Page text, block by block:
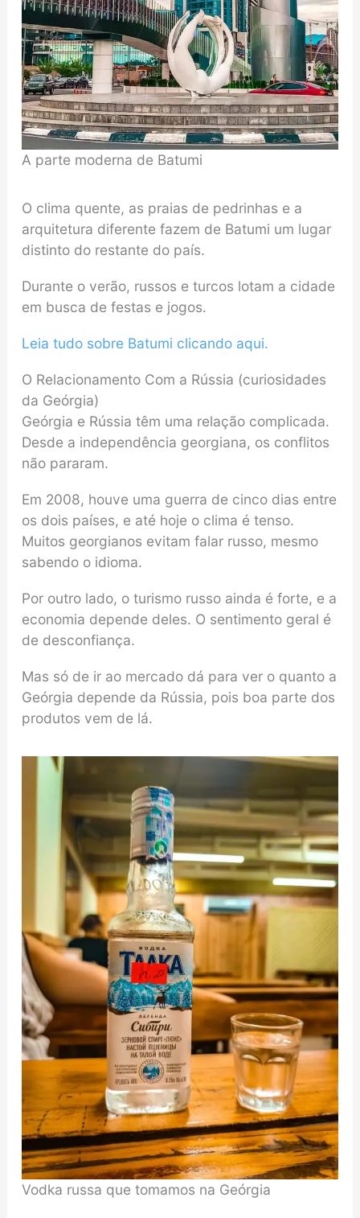
A parte moderna de Batumi
O clima quente, as praias de pedrinhas e a
arquitetura diferente fazem de Batumi um lugar
distinto do restante do país.
Durante o verão, russos e turcos lotam a cidade
em busca de festas e jogos.
Leia tudo sobre Batumi clicando aqui.
O Relacionamento Com a Rússia (curiosidades
da Geórgia)
Geórgia e Rússia têm uma relação complicada.
Desde a independência georgiana, os conflitos
não pararam.
Em 2008, houve uma guerra de cinco dias entre
os dois países, e até hoje o clima é tenso.
Muitos georgianos evitam falar russo, mesmo
sabendo o idioma.
Por outro lado, o turismo russo ainda é forte, e a
economia depende deles. O sentimento geral é
de desconfiança.
Mas só de ir ao mercado dá para ver o quanto a
Geórgia depende da Rússia, pois boa parte dos
produtos vem de lá.
Vodka russa que tomamos na Geórgia